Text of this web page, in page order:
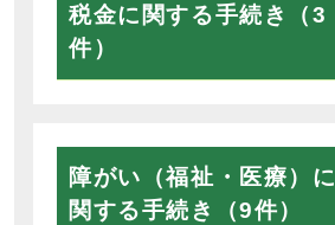
税金に関する手続き（3
件）
障がい（福祉・医療）に
関する手続き（9件）